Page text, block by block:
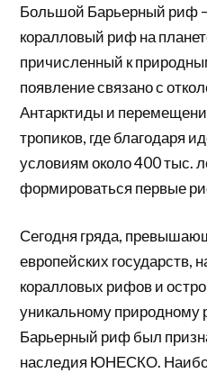
Большой Барьерный риф
коралловый риф на
причисленный к
появление связано с
Антарктиды и
тропиков, где благодаря
условиям около 400 тыс.
формироваться первые
Сегодня гряда,
европейских государств,
коралловых рифов и
уникальному
Барьерный риф был
наследия ЮНЕСКО.